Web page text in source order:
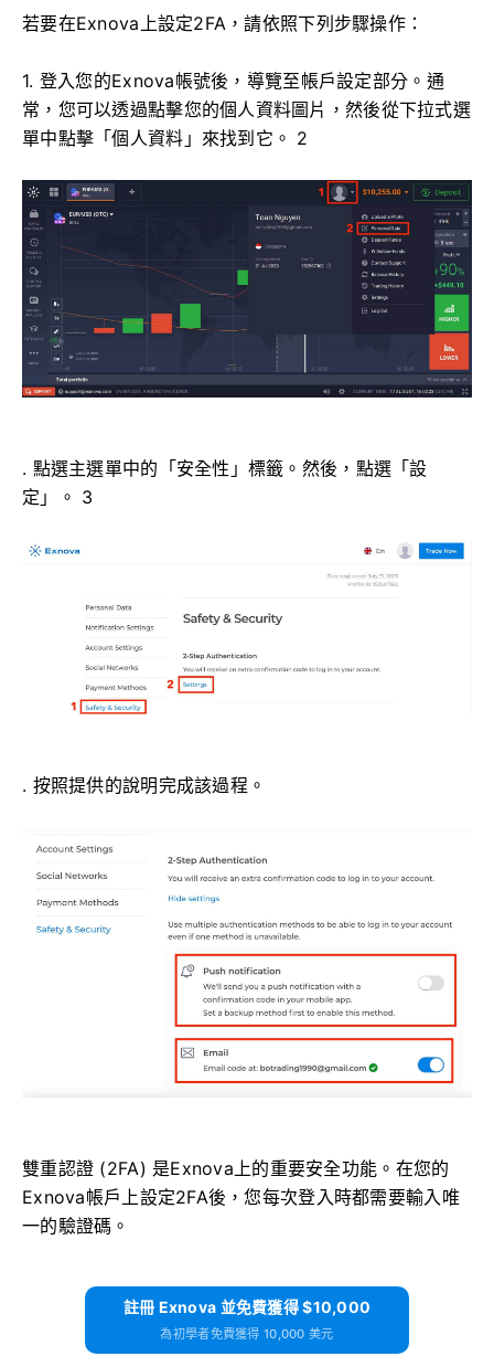
若要在Exnova上設定2FA，請依照下列步驟操作：
1. 登入您的Exnova帳號後，導覽至帳戶設定部分。通
常，您可以透過點擊您的個人資料圖片，然後從下拉式選
單中點擊「個人資料」來找到它。 2
. 點選主選單中的「安全性」標籤。然後，點選「設
定」。 3
. 按照提供的說明完成該過程。
雙重認證 (2FA) 是Exnova上的重要安全功能。在您的
Exnova帳戶上設定2FA後，您每次登入時都需要輸入唯
一的驗證碼。
註冊 Exnova 並免費獲得 $10,000
為初學者免費獲得 10,000 美元